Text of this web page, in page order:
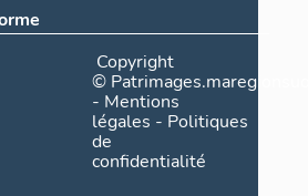
Copyright
©
- Mentions
légales - Politiques
de
confidentialité